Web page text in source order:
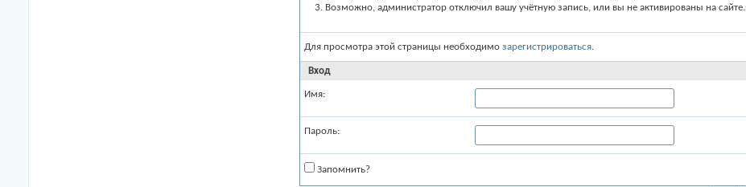
Возможно, администратор отключил вашу учётную запись, или вы не активированы на сайте.
Для просмотра этой страницы необходимо зарегистрироваться.
Вход
Имя:
Пароль:
Запомнить?